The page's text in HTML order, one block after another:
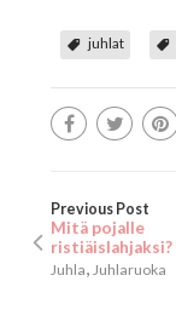
juhlat
Previous Post
Mitä pojalle
ristiäislahjaksi?
Juhla, Juhlaruoka